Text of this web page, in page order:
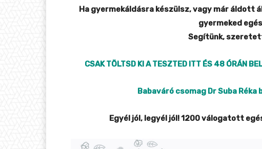
Ha gyermekáldásra készülsz, vagy már áldott
gyermeked
Segítünk,
CSAK TÖLTSD KI A TESZTED ITT ÉS 48 ÓRÁN
Babaváró csomag Dr Suba
Egyél jól, legyél jól! 1200 válogatott